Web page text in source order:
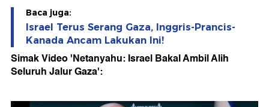
Baca juga:
Israel Terus Serang Gaza, Inggris-Prancis-
Kanada Ancam Lakukan Ini!
Simak Video 'Netanyahu: Israel Bakal Ambil Alih
Seluruh Jalur Gaza':